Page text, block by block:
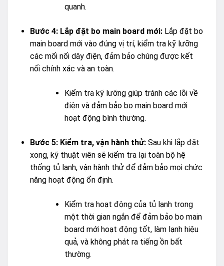
quanh.
Bước 4: Lắp đặt bo main board mới:Lắp đặt bo
main board mới vào đúng vị trí, kiểm tra kỹ lưỡng
các mối nối dây điện, đảm bảo chúng được kết
nối chính xác và an toàn.
Kiểm tra kỹ lưỡng giúp tránh các lỗi về
điện và đảm bảo bo main board mới
hoạt động bình thường.
Bước 5: Kiểm tra, vận hành thử:Sau khi lắp đặt
xong, kỹ thuật viên sẽ kiểm tra lại toàn bộ hệ
thống tủ lạnh, vận hành thử để đảm bảo mọi chức
năng hoạt động ổn định.
Kiểm tra hoạt động của tủ lạnh trong
một thời gian ngắn để đảm bảo bo main
board mới hoạt động tốt, làm lạnh hiệu
quả, và không phát ra tiếng ồn bất
thường.